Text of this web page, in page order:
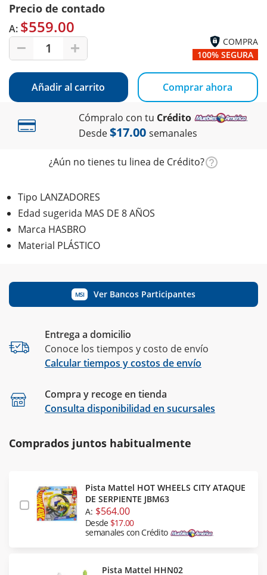
Precio de contado
A: $559.00
1
COMPRA
100% SEGURA
Añadir al carrito Comprar ahora
Cómpralo con tu Crédito
Desde$17.00 semanales
¿Aún no tienes tu linea de Crédito?
Tipo LANZADORES
Edad sugerida MAS DE 8 AÑOS
Marca HASBRO
Material PLÁSTICO
MSI Ver Bancos Participantes
Entrega a domicilio
Conoce los tiempos y costo de envío
Calcular tiempos y costos de envío
Compra y recoge en tienda
Consulta disponibilidad en sucursales
Comprados juntos habitualmente
Pista Mattel HOT WHEELS CITY ATAQUE
DE SERPIENTE JBM63
A: $564.00
Desde $17.00
semanales con Crédito
Pista Mattel HHN02